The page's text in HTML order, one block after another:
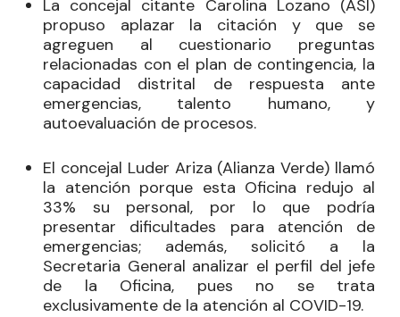
La concejal citante Carolina Lozano (ASI)
propuso aplazar la citación y que se
agreguen al cuestionario preguntas
relacionadas con el plan de contingencia, la
capacidad distrital de respuesta ante
emergencias, talento humano, y
autoevaluación de procesos.
El concejal Luder Ariza (Alianza Verde) llamó
la atención porque esta Oficina redujo al
33% su personal, por lo que podría
presentar dificultades para atención de
emergencias; además, solicitó a la
Secretaria General analizar el perfil del jefe
de la Oficina, pues no se trata
exclusivamente de la atención al COVID-19.